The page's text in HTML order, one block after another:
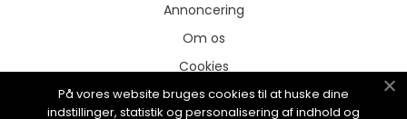
Annoncering
Om os
Cookies
Kontakt os
På vores website bruges cookies til at huske dine
indstillinger, statistik og personalisering af indhold og